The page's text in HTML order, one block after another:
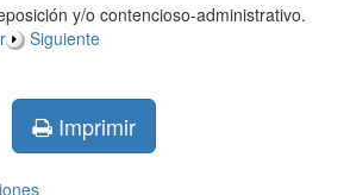
y/o contencioso-administrativo.
Siguiente
Imprimir